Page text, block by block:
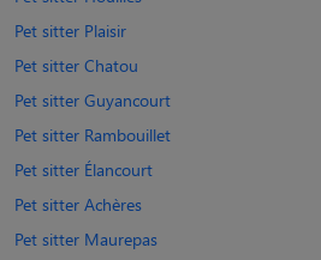
Pet sitter Plaisir
Pet sitter Chatou
Pet sitter Guyancourt
Pet sitter Rambouillet
Pet sitter Élancourt
Pet sitter Achères
Pet sitter Maurepas